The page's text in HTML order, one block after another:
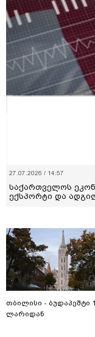
27.07.2026 / 14:57
საქართველოს
ექსპორტი და
თბილისი - ბუდაპეშტი
ლარიდან